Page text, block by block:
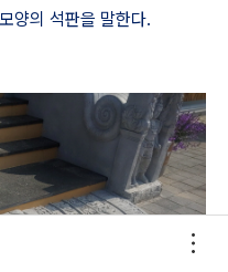
양의 석판을 말한다.